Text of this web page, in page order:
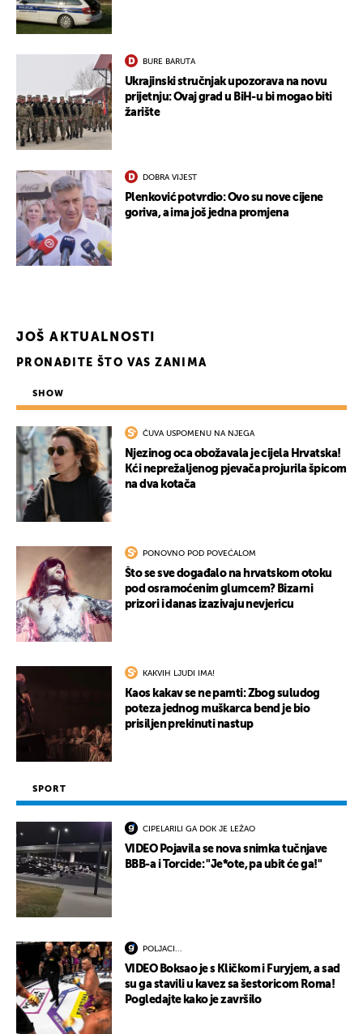
BURE BARUTA
Ukrajinski stručnjak upozorava na novu
prijetnju: Ovaj grad u BiH-u bi mogao biti
žarište
DOBRA VIJEST
Plenković potvrdio: Ovo su nove cijene
goriva, a ima još jedna promjena
JOŠ AKTUALNOSTI
PRONAĐITE ŠTO VAS ZANIMA
SHOW
ČUVA USPOMENU NA NJEGA
Njezinog oca obožavala je cijela Hrvatska!
Kći neprežaljenog pjevača projurila špicom
na dva kotača
PONOVNO POD POVEĆALOM
Što se sve događalo na hrvatskom otoku
pod osramoćenim glumcem? Bizarni
prizori i danas izazivaju nevjericu
KAKVIH LJUDI IMA!
Kaos kakav se ne pamti: Zbog suludog
poteza jednog muškarca bend je bio
prisiljen prekinuti nastup
SPORT
CIPELARILI GA DOK JE LEŽAO
VIDEO Pojavila se nova snimka tučnjave
BBB-a i Torcide: "Je*ote, pa ubit će ga!"
POLJACI...
VIDEO Boksao je s Kličkom i Furyjem, a sad
su ga stavili u kavez sa šestoricom Roma!
Pogledajte kako je završilo